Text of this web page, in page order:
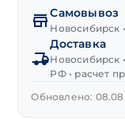
5м/25 мм
магнитная
автостопом
Самовывоз
Новосибирск
Доставка
Новосибирск
РФ • расчет
Обновлено: